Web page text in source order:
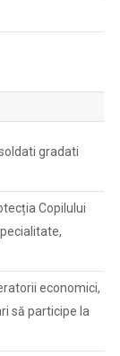
gradati
Copilului
economici,
să participe la